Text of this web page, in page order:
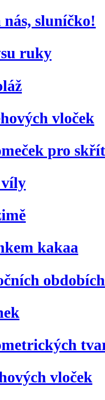
nás, sluníčko!
ruky
vloček
pro
kakaa
obdobích
vloček